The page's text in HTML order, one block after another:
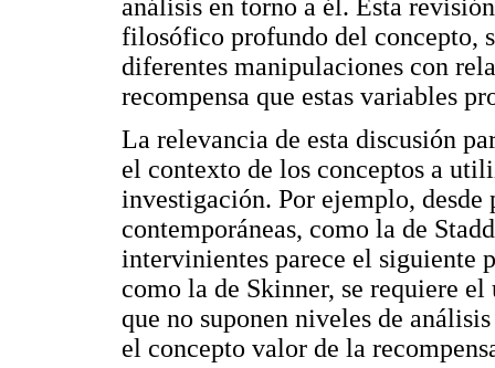
análisis en torno a él. Esta
filosófico profundo del concepto,
diferentes manipulaciones con
recompensa que estas variables
La relevancia de esta discusión
el contexto de los conceptos a
investigación. Por ejemplo,
contemporáneas, como la de
intervinientes parece el siguiente
como la de Skinner, se requiere
que no suponen niveles de
el concepto valor de la